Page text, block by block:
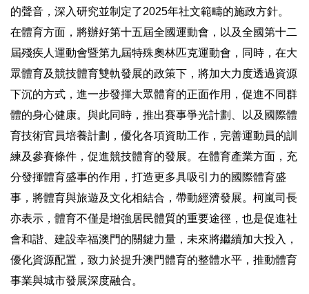
的聲音，深入研究並制定了2025年社文範疇的施政方針。
在體育方面，將辦好第十五屆全國運動會，以及全國第十二
屆殘疾人運動會暨第九屆特殊奧林匹克運動會，同時，在大
眾體育及競技體育雙軌發展的政策下，將加大力度透過資源
下沉的方式，進一步發揮大眾體育的正面作用，促進不同群
體的身心健康。與此同時，推出賽事爭光計劃、以及國際體
育技術官員培養計劃，優化各項資助工作，完善運動員的訓
練及參賽條件，促進競技體育的發展。在體育產業方面，充
分發揮體育盛事的作用，打造更多具吸引力的國際體育盛
事，將體育與旅遊及文化相結合，帶動經濟發展。柯嵐司長
亦表示，體育不僅是增強居民體質的重要途徑，也是促進社
會和諧、建設幸福澳門的關鍵力量，未來將繼續加大投入，
優化資源配置，致力於提升澳門體育的整體水平，推動體育
事業與城市發展深度融合。